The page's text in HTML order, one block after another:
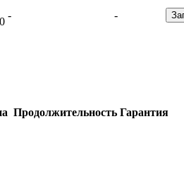
- -
Продолжительность Гарантия